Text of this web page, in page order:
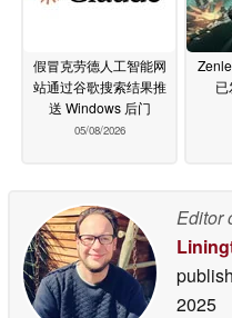
假冒克劳德人工智能网
站通过谷歌搜索结果推
送 Windows 后门
05/08/2026
Editor
2025